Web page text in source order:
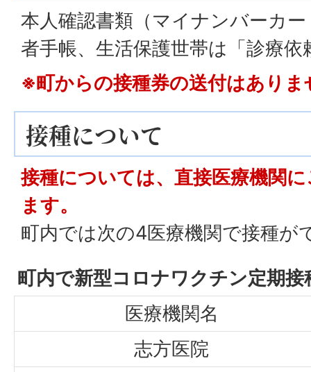
本人確認書類（マイナンバーカ
者手帳、生活保護世帯は「診療依
※町からの接種券の送付はありま
接種について
接種については、直接医療機関
ます。
町内では次の4医療機関で接種が
町内で新型コロナワクチン定期
医療機関名
志方医院